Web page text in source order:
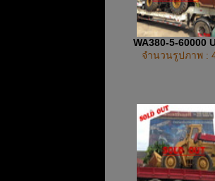
WA380-5-60000
จำนวนรูปภาพ :